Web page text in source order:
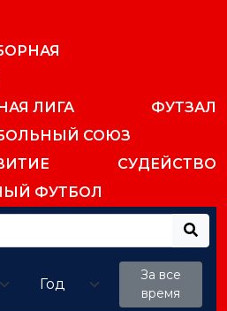
ЛИГА
ФУТЗАЛ
СОЮЗ
СУДЕЙСТВО
ФУТБОЛ
За все
время